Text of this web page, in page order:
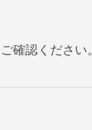
確認ください。